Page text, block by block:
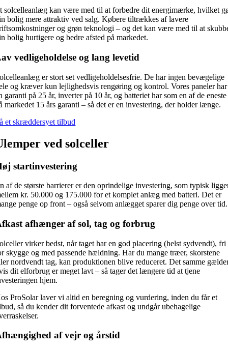
solcelleanlæg kan være med til at forbedre dit energimærke, hvilket
bolig mere attraktiv ved salg. Købere tiltrækkes af lavere
og grøn teknologi – og det kan være med til at
bolig hurtigere og bedre afsted på markedet.
vedligeholdelse og lang levetid
er stort set vedligeholdelsesfrie. De har ingen bevægelige
og kræver kun lejlighedsvis rengøring og kontrol. Vores paneler har
garanti på 25 år, inverter på 10 år, og batteriet har som en af de eneste
markedet 15 års garanti – så det er en investering, der holder længe.
et skræddersyet tilbud
ved solceller
startinvestering
af de største barrierer er den oprindelige investering, som typisk
kr. 50.000 og 175.000 for et komplet anlæg med batteri. Det er
penge op front – også selvom anlægget sparer dig penge over tid.
afhænger af sol, tag og forbrug
virker bedst, når taget har en god placering (helst sydvendt), fri
skygge og med passende hældning. Har du mange træer, skorstene
nordvendt tag, kan produktionen blive reduceret. Det samme
dit elforbrug er meget lavt – så tager det længere tid at tjene
hjem.
ProSolar laver vi altid en beregning og vurdering, inden du får et
så du kender dit forventede afkast og undgår ubehagelige
af vejr og årstid